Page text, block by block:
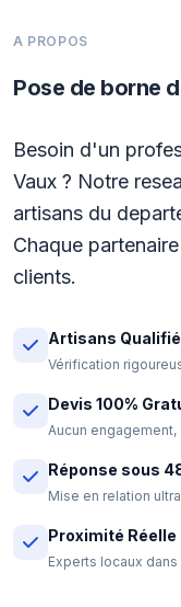
A PROPOS
Pose de borne
Besoin d'un
Vaux ? Notre
artisans du
Chaque
clients.
Artisans
Vérification
Devis 100%
Aucun engagement,
Réponse sous
Mise en relation
Proximité Réelle
Experts locaux dans